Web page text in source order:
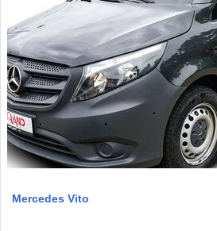
Mercedes Vito